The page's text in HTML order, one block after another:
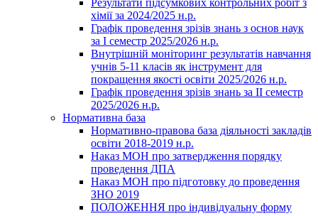
хімії за 2024/2025 н.р.
Графік проведення зрізів знань з основ наук
за І семестр 2025/2026 н.р.
Внутрішній моніторинг результатів навчання
учнів 5-11 класів як інструмент для
покращення якості освіти 2025/2026 н.р.
Графік проведення зрізів знань за ІІ семестр
2025/2026 н.р.
Нормативна база
Нормативно-правова база діяльності закладів
освіти 2018-2019 н.р.
Наказ МОН про затвердження порядку
проведення ДПА
Наказ МОН про підготовку до проведення
ЗНО 2019
ПОЛОЖЕННЯ про індивідуальну форму